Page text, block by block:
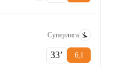
Суперлига
33‎’‎ 6,1